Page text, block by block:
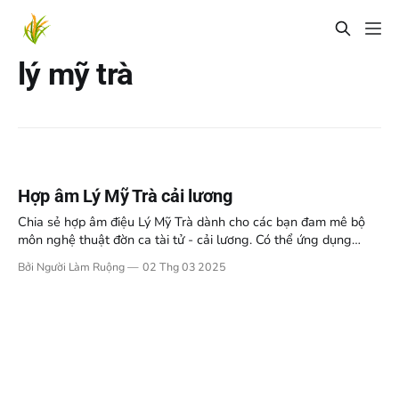
lý mỹ trà
Hợp âm Lý Mỹ Trà cải lương
Chia sẻ hợp âm điệu Lý Mỹ Trà dành cho các bạn đam mê bộ
môn nghệ thuật đờn ca tài tử - cải lương. Có thể ứng dụng
trong tập luyện, giao lưu, biểu diễn, hòa âm phối khí.
Bởi Người Làm Ruộng 02 Thg 03 2025